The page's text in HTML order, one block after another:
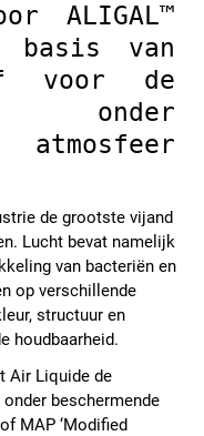
ALIGAL™
basis van
voor de
onder
de grootste vijand
Lucht bevat namelijk
van bacteriën en
op verschillende
structuur en
houdbaarheid.
Air Liquide de
beschermende
MAP ‘Modified